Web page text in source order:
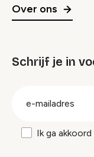
Over ons
Schrijf je in
Ik ga